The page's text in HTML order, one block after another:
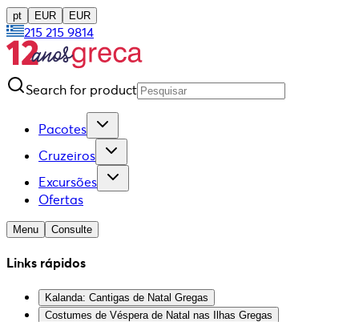
pt EUR EUR
215 215 9814
Search for product
Pacotes
Cruzeiros
Excursões
Ofertas
Menu Consulte
Links rápidos
Kalanda: Cantigas de Natal Gregas
Costumes de Véspera de Natal nas Ilhas Gregas